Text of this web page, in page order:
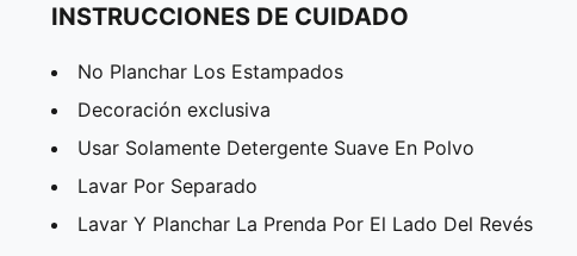
INSTRUCCIONES DE CUIDADO
No Planchar Los Estampados
Decoración exclusiva
Usar Solamente Detergente Suave En Polvo
Lavar Por Separado
Lavar Y Planchar La Prenda Por El Lado Del Revés